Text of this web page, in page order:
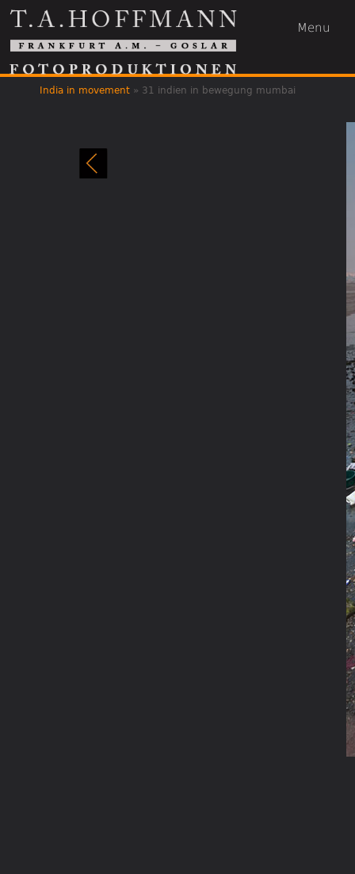
Menu
India in movement » 31 indien in bewegung mumbai